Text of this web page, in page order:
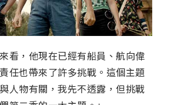
看，他現在已經有船員、航向偉
任也帶來了許多挑戰。這個主題
人物有關，我先不透露，但挑戰